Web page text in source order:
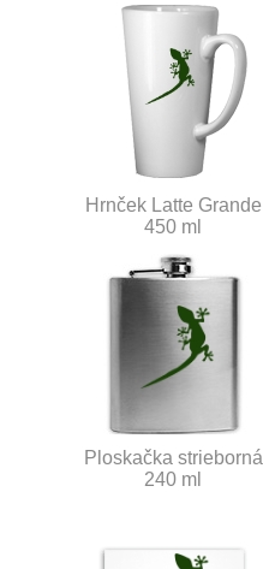
Hrnček Latte Grande
450 ml
Ploskačka strieborná
240 ml